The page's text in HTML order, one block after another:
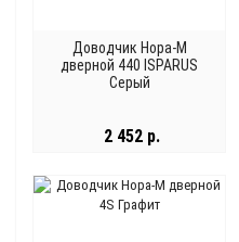
Доводчик Нора-М
дверной 440 ISPARUS
Серый
2 452 р.